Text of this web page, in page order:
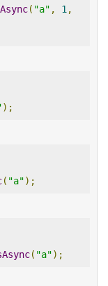
( "a" , 1 ,
);
( "a");
( "a");